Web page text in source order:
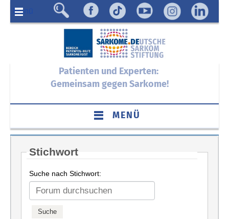
Menü
Patienten und Experten:
Gemeinsam gegen Sarkome!
MENÜ
Stichwort
Suche nach Stichwort: